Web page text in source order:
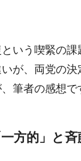
いう喫緊の課
が、両党の
筆者の感想で
方的」と